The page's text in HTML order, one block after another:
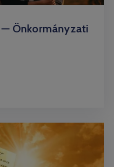
Önkormányzati